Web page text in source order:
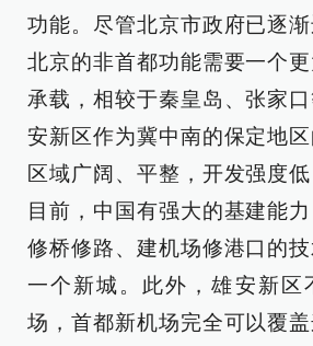
功能。尽管北京市政府已逐
北京的非首都功能需要一个
承载，相较于秦皇岛、张家
安新区作为冀中南的保定地
区域广阔、平整，开发强度低
目前，中国有强大的基建能
修桥修路、建机场修港口的
一个新城。此外，雄安新区
场，首都新机场完全可以覆